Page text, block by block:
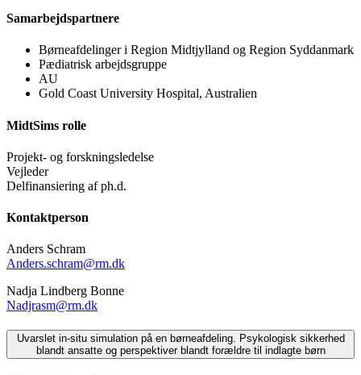
Samarbejdspartnere
Børneafdelinger i Region Midtjylland og Region Syddanmark
Pædiatrisk arbejdsgruppe
AU
Gold Coast University Hospital, Australien
MidtSims rolle
Projekt- og forskningsledelse
Vejleder
Delfinansiering af ph.d.
Kontaktperson
Anders Schram
Anders.schram@rm.dk
Nadja Lindberg Bonne
Nadjrasm@rm.dk
Uvarslet in-situ simulation på en børneafdeling. Psykologisk sikkerhed
blandt ansatte og perspektiver blandt forældre til indlagte børn